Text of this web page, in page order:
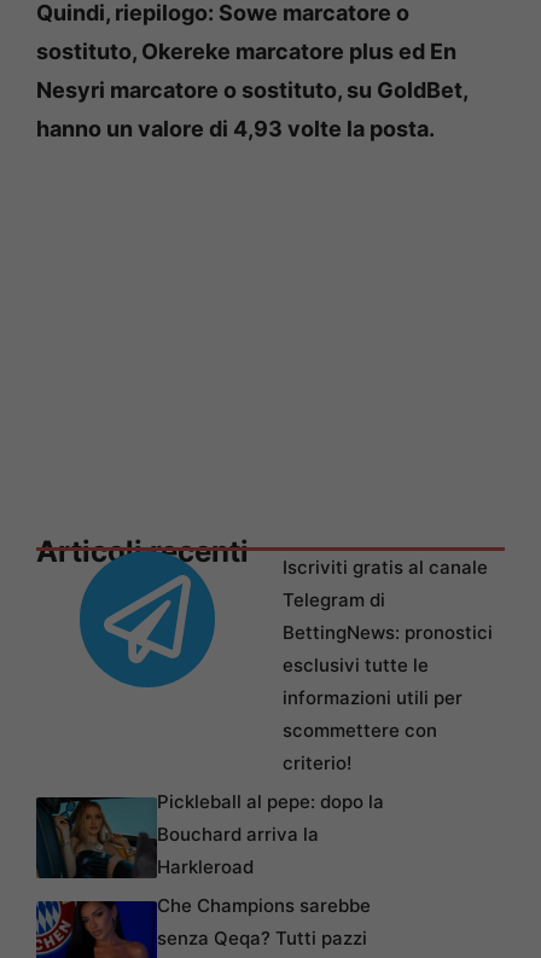
Quindi, riepilogo: Sowe marcatore o
sostituto, Okereke marcatore plus ed En
Nesyri marcatore o sostituto, su GoldBet,
hanno un valore di 4,93 volte la posta.
Articoli recenti
Iscriviti gratis al canale
Telegram di
BettingNews: pronostici
esclusivi tutte le
informazioni utili per
scommettere con
criterio!
Pickleball al pepe: dopo la
Bouchard arriva la
Harkleroad
Che Champions sarebbe
senza Qeqa? Tutti pazzi